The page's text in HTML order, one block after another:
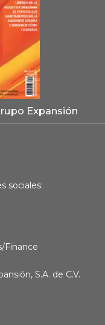
Expansión
sociales:
Finance
S.A. de C.V.